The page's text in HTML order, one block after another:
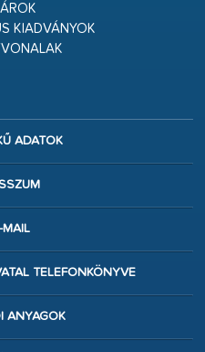
KIADVÁNYOK
ADATOK
MAIL
TELEFONKÖNYVE
ANYAGOK